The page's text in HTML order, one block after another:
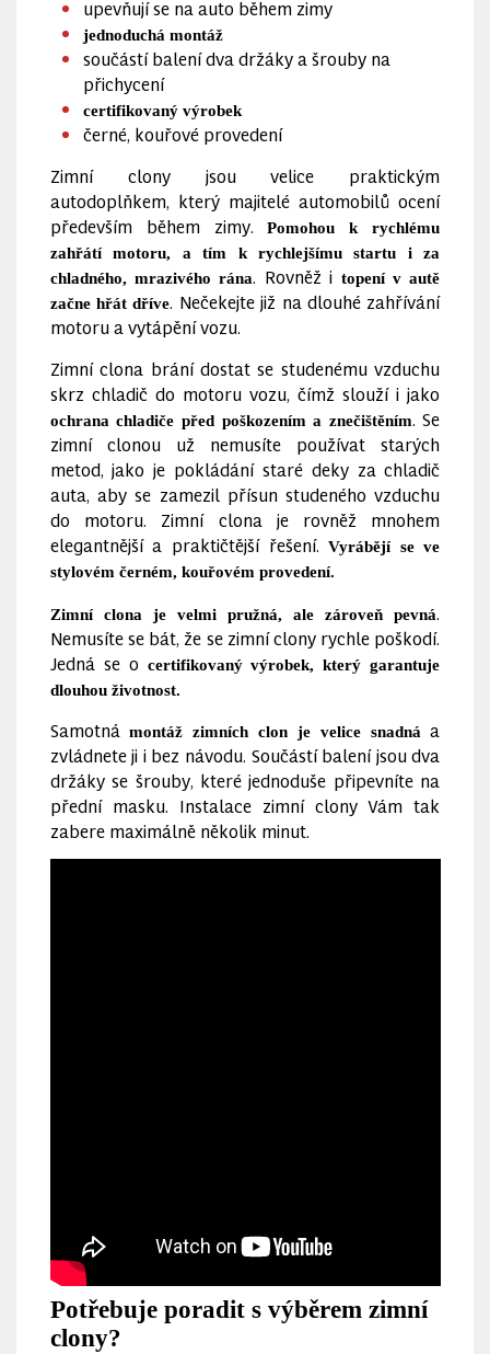
upevňují se na auto během zimy
jednoduchá montáž
součástí balení dva držáky a šrouby na
přichycení
certifikovaný výrobek
černé, kouřové provedení
Zimní clony jsou velice praktickým
autodoplňkem, který majitelé automobilů ocení
především během zimy.Pomohou k rychlému
zahřátí motoru, a tím k rychlejšímu startu i za
chladného, mrazivého rána. Rovněž i topení v autě
začne hřát dříve. Nečekejte již na dlouhé zahřívání
motoru a vytápění vozu.
Zimní clona brání dostat se studenému vzduchu
skrz chladič do motoru vozu, čímž slouží i jako
ochrana chladiče před poškozením a znečištěním. Se
zimní clonou už nemusíte používat starých
metod, jako je pokládání staré deky za chladič
auta, aby se zamezil přísun studeného vzduchu
do motoru. Zimní clona je rovněž mnohem
elegantnější a praktičtější řešení.Vyrábějí se ve
stylovém černém, kouřovém provedení.
Zimní clona je velmi pružná, ale zároveň pevná
Nemusíte se bát, že se zimní clony rychle poškodí.
Jedná se o certifikovaný výrobek, který garantuje
dlouhou životnost.
Samotnámontáž zimních clon je velice snadná a
zvládnete ji i bez návodu. Součástí balení jsou dva
držáky se šrouby, které jednoduše připevníte na
přední masku. Instalace zimní clony Vám tak
zabere maximálně několik minut.
Potřebuje poradit s výběrem zimní
clony?